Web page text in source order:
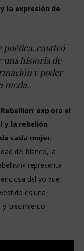
la expresión de
poética, cautivó
una historia de
y poder
moda.
explora el
y la rebelión
cada mujer.
del blanco, la
representa
del yo que
es una
crecimiento